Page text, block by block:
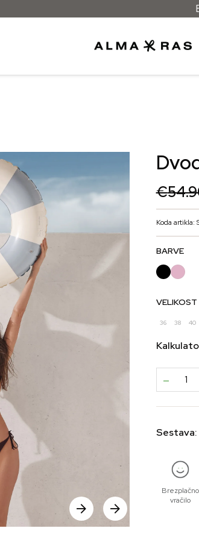
€
price
was:
price
is:
Koda artikla:
BARVE
VELIKOST
36 38 40
-
Sestava:
Brezplačno
vračilo